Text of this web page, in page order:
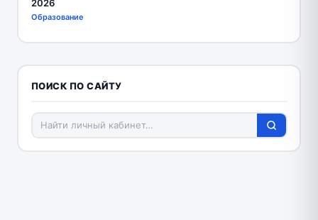
2026
Образование
ПОИСК ПО САЙТУ